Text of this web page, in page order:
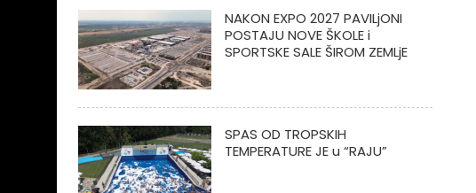
NAKON EXPO 2027 PAVILjONI
POSTAJU NOVE ŠKOLE i
SPORTSKE SALE ŠIROM ZEMLjE
SPAS OD TROPSKIH
TEMPERATURE JE u “RAJU”